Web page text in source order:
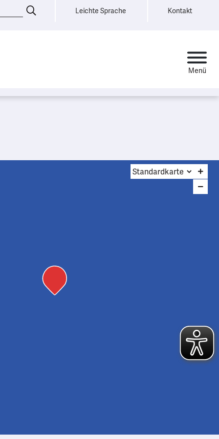
Leichte Sprache Kontakt